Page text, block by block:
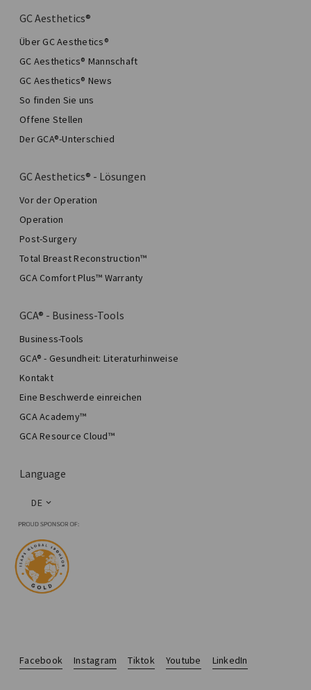
GC Aesthetics®
Über GC Aesthetics®
GC Aesthetics® Mannschaft
GC Aesthetics® News
So finden Sie uns
Offene Stellen
Der GCA®-Unterschied
GC Aesthetics® - Lösungen
Vor der Operation
Operation
Post-Surgery
Total Breast Reconstruction™
GCA Comfort Plus™ Warranty
GCA® - Business-Tools
Business-Tools
GCA® - Gesundheit: Literaturhinweise
Kontakt
Eine Beschwerde einreichen
GCA Academy™
GCA Resource Cloud™
Language
DE
Facebook Instagram Tiktok Youtube LinkedIn